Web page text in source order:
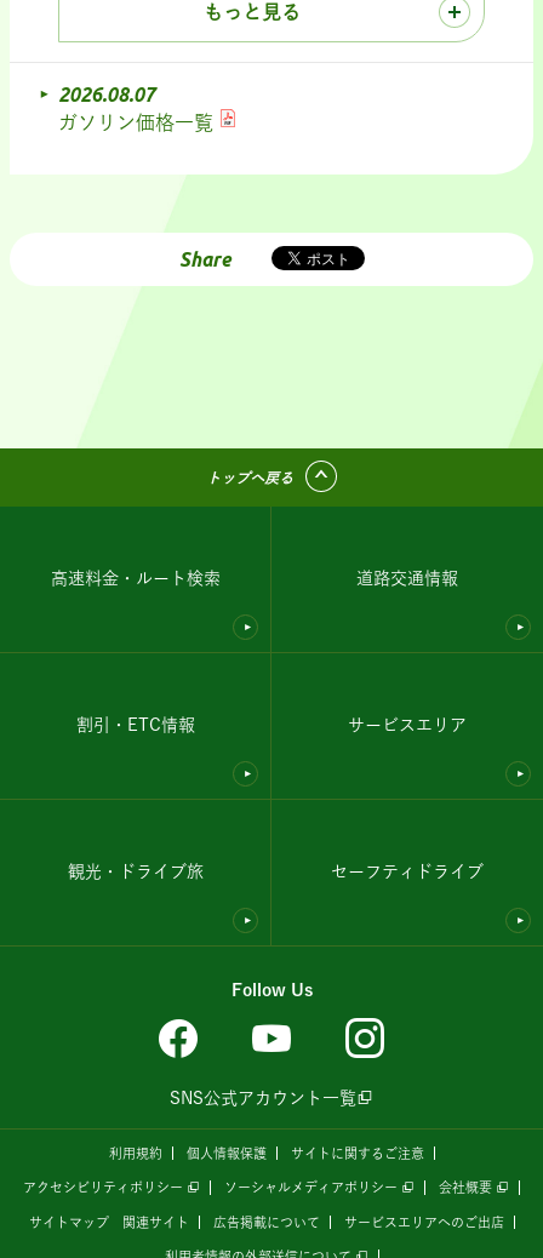
もっと見る
2026.08.07
ガソリン価格一覧
Share
トップへ戻る
高速料金・ルート検索 道路交通情報
割引・ETC情報 サービスエリア
観光・ドライブ旅 セーフティドライブ
Follow Us
SNS公式アカウント一覧
利用規約 個人情報保護 サイトに関するご注意
アクセシビリティポリシー ソーシャルメディアポリシー 会社概要
サイトマップ 関連サイト 広告掲載について サービスエリアへのご出店